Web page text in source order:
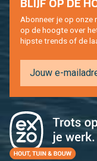
Abon­neer je op onze
op de hoog­te over
hip­s­te trends of de